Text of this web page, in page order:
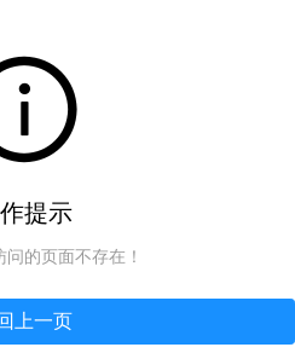
提示
的页面不存在！
上一页